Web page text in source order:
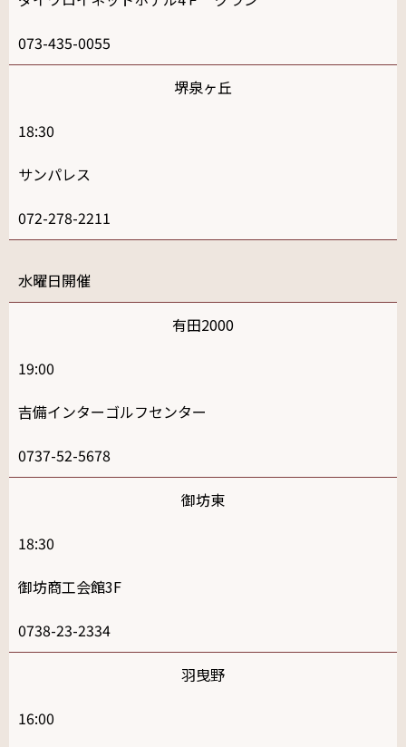
073-435-0055
堺泉ヶ丘
18:30
サンパレス
072-278-2211
水
有田2000
19:00
吉備インターゴルフセンター
0737-52-5678
御坊東
18:30
御坊商工会館3F
0738-23-2334
羽曳野
16:00